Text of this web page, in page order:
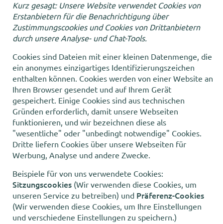
Kurz gesagt: Unsere Website verwendet Cookies von
Erstanbietern für die Benachrichtigung über
Zustimmungscookies und Cookies von Drittanbietern
durch unsere Analyse- und Chat-Tools.
Cookies sind Dateien mit einer kleinen Datenmenge, die
ein anonymes einzigartiges Identifizierungszeichen
enthalten können. Cookies werden von einer Website an
Ihren Browser gesendet und auf Ihrem Gerät
gespeichert. Einige Cookies sind aus technischen
Gründen erforderlich, damit unsere Webseiten
funktionieren, und wir bezeichnen diese als
"wesentliche" oder "unbedingt notwendige" Cookies.
Dritte liefern Cookies über unsere Webseiten für
Werbung, Analyse und andere Zwecke.
Beispiele für von uns verwendete Cookies:
Sitzungscookies (Wir verwenden diese Cookies, um
unseren Service zu betreiben) und Präferenz-Cookies
(Wir verwenden diese Cookies, um Ihre Einstellungen
und verschiedene Einstellungen zu speichern.)